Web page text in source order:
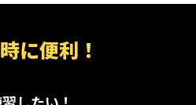
に便利！